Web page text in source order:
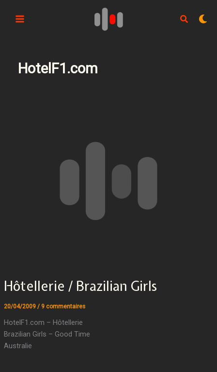
HotelF1.com
Hôtellerie / Brazilian Girls
20/04/2009 / 9 commentaires
HotelF1.com – Hôtellerie
Brazilian Girls – Good Time
Australie